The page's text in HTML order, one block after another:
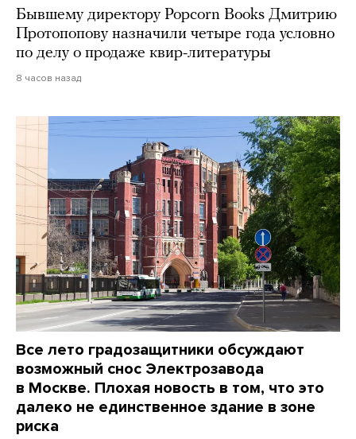
Бывшему директору Popcorn Books Дмитрию
Протопопову назначили четыре года условно
по делу о продаже квир-литературы
8 часов назад
Все лето градозащитники обсуждают
возможный снос Электрозавода
в Москве. Плохая новость в том, что это
далеко не единственное здание в зоне
риска